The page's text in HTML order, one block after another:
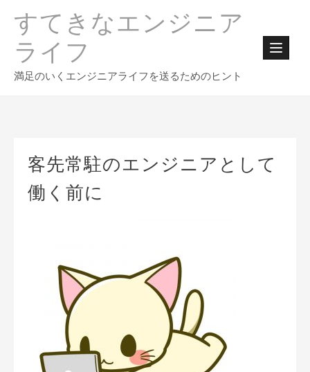
content
すてきなエンジニア
ライフ
満足のいくエンジニアライフを送るためのヒント
客先常駐のエンジニアとして
働く前に